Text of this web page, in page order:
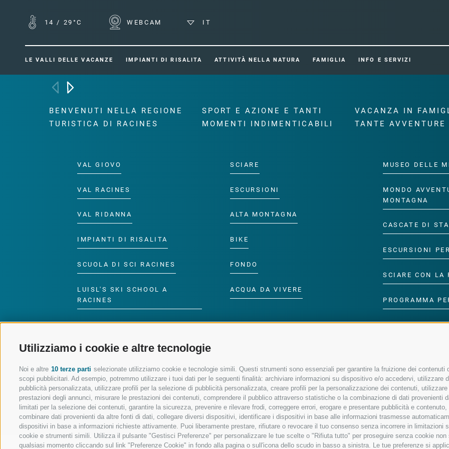
Utilizziamo i cookie e altre tecnologie
Noi e altre 10 terze parti selezionate utilizziamo cookie e tecnologie simili. Questi strumenti sono essenziali per garantire la fruizione dei
scopi pubblicitari. Ad esempio, potremmo utilizzare i tuoi dati per le seguenti finalità: archiviare informazioni su dispositivo e/o accedervi, utilizzare
pubblicità personalizzata, utilizzare profili per la selezione di pubblicità personalizzata, creare profili per la personalizzazione dei contenuti,
prestazioni degli annunci, misurare le prestazioni dei contenuti, comprendere il pubblico attraverso statistiche o la combinazione di dati
limitati per la selezione dei contenuti, garantire la sicurezza, prevenire e rilevare frodi, correggere errori, erogare e presentare pubblicità e
combinare dati provenienti da altre fonti di dati, collegare diversi dispositivi, identificare i dispositivi in base alle informazioni trasmesse
dispositivi in base a informazioni richieste attivamente. Puoi liberamente prestare, rifiutare o revocare il tuo consenso senza incorrere in
cookie e strumenti simili. Utilizza il pulsante "Gestisci Preferenze" per personalizzare le tue scelte o "Rifiuta tutto" per proseguire senza cookie
qualsiasi momento cliccando sul link "Preferenze Cookie" in fondo alla pagina o sull'icona dello scudo in basso a sinistra. Le tue preferenze si
14 / 29°C WEBCAM IT
LE VALLI DELLE VACANZE IMPIANTI DI RISALITA ATTIVITÀ NELLA NATURA FAMIGLIA INFO E SERVIZI
BENVENUTI NELLA REGIONE
TURISTICA DI RACINES
VAL GIOVO
VAL RACINES
VAL RIDANNA
IMPIANTI DI RISALITA
SCUOLA DI SCI RACINES
LUISL'S SKI SCHOOL A
RACINES
SPORT E AZIONE E TANTI
MOMENTI INDIMENTICABILI
SCIARE
ESCURSIONI
ALTA MONTAGNA
BIKE
FONDO
ACQUA DA VIVERE
VACANZA IN
TANTE AVVENTURE
MUSEO DELLE
MONDO
MONTAGNA
CASCATE DI
ESCURSIONI
SCIARE CON LA
PROGRAMMA
SEGUICI SUI SOCIAL